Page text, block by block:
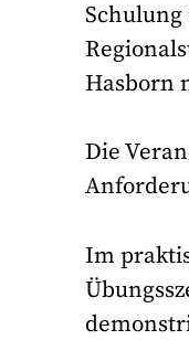
Schulung
Hasborn
Die
Im